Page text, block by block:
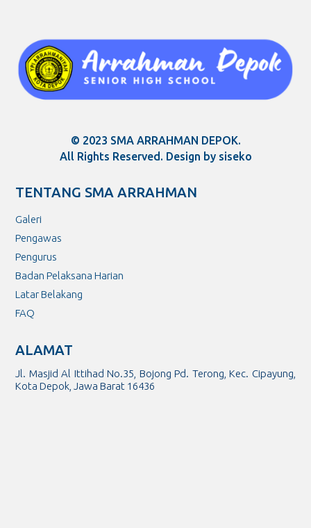
© 2023 SMA ARRAHMAN DEPOK.
All Rights Reserved. Design by siseko
TENTANG SMA ARRAHMAN
Galeri
Pengawas
Pengurus
Badan Pelaksana Harian
Latar Belakang
FAQ
ALAMAT
Jl. Masjid Al Ittihad No.35, Bojong Pd. Terong, Kec. Cipayung,
Kota Depok, Jawa Barat 16436